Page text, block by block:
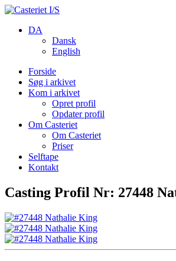
DA
Dansk
English
Forside
Søg i arkivet
Kom i arkivet
Opret profil
Opdater profil
Om Casteriet
Om Casteriet
Priser
Selftape
Kontakt
Casting Profil Nr: 27448